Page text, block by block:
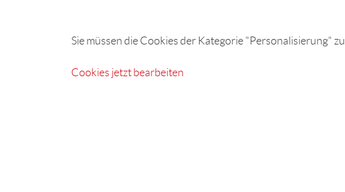
Sie müssen die Cookies der Kategorie "Personalisierung"
Cookies jetzt bearbeiten